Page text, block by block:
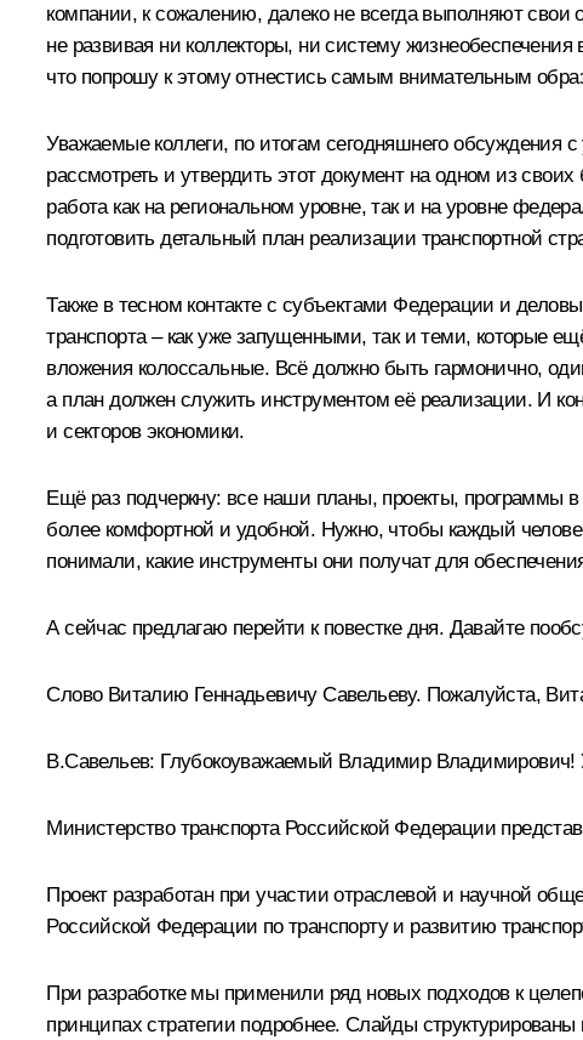
компании, к сожалению, далеко не всегда выполняют свои
не развивая ни коллекторы, ни систему
что попрошу к этому отнестись самым внимательным
Уважаемые коллеги, по итогам сегодняшнего обсуждения
рассмотреть и утвердить этот документ на одном из
работа как на региональном уровне, так и на уровне
подготовить детальный план реализации транспортной
Также в тесном контакте с субъектами Федерации и
транспорта – как уже запущенными, так и теми, которые
вложения колоссальные. Всё должно быть гармонично,
а план должен служить инструментом её реализации. И
и секторов экономики.
Ещё раз подчеркну: все наши планы, проекты, программы
более комфортной и удобной. Нужно, чтобы каждый
понимали, какие инструменты они получат для
А сейчас предлагаю перейти к повестке дня. Давайте
Слово Виталию Геннадьевичу Савельеву. Пожалуйста,
В.Савельев: Глубокоуважаемый Владимир Владимирович!
Министерство транспорта Российской Федерации
Проект разработан при участии отраслевой и научной
Российской Федерации по транспорту и развитию
При разработке мы применили ряд новых подходов к
принципах стратегии подробнее. Слайды